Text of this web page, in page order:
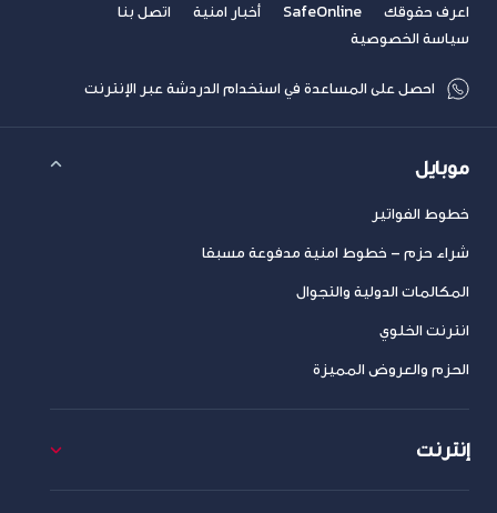
اعرف حقوقك
SafeOnline أخبار امنية
اتصل بنا
سياسة الخصوصية
احصل على المساعدة في استخدام الدردشة عبر الإنترنت
موبايل
خطوط الفواتير
شراء حزم – خطوط امنية مدفوعة مسبقا
المكالمات الدولية والتجوال
انترنت الخلوي
الحزم والعروض المميزة
إنترنت